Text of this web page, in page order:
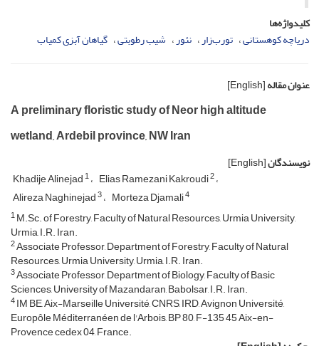
کلیدواژه‌ها
دریاچه کوهستانی تورب‌زار نئور شیب رطوبتی گیاهان آبزی کمیاب
عنوان مقاله[English]
A preliminary floristic study of Neor high altitude
wetland, Ardebil province, NW Iran
نویسندگان[English]
Khadije Alinejad1 Elias Ramezani Kakroudi2
Alireza Naghinejad3 Morteza Djamali4
1M.Sc. of Forestry, Faculty of Natural Resources, Urmia University,
Urmia, I.R. Iran.
2Associate Professor, Department of Forestry, Faculty of Natural
Resources, Urmia University, Urmia, I.R. Iran.
3Associate Professor, Department of Biology, Faculty of Basic
Sciences, University of Mazandaran, Babolsar, I.R. Iran.
4IM BE, Aix-Marseille Université, CNRS, IRD, Avignon Université,
Europôle Méditerranéen de l'Arbois, BP 80, F-135 45 Aix-en-
Provence cedex 04, France.